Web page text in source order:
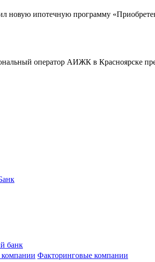
новую ипотечную программу
оператор АИЖК в Красноярске
банк
Факторинговые компании